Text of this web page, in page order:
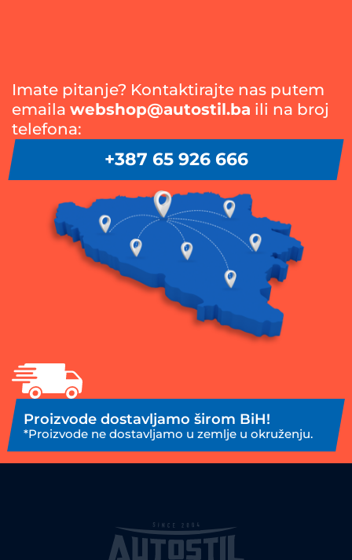
Imate pitanje? Kontaktirajte nas putem
emaila webshop@autostil.ba ili na broj
telefona:
+387 65 926 666
Proizvode dostavljamo širom BiH!
*Proizvode ne dostavljamo u zemlje u okruženju.